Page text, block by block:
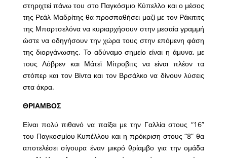
στηριχτεί πάνω του στο Παγκόσμιο Κύπελλο και ο μέσος
της Ρεάλ Μαδρίτης θα προσπαθήσει μαζί με τον Ράκιτιτς
της Μπαρτσελόνα να κυριαρχήσουν στην μεσαία γραμμή
ώστε να οδηγήσουν την χώρα τους στην επόμενη φάση
της διοργάνωσης. Το αδύναμο σημείο είναι η άμυνα, με
τους Λόβρεν και Μάτεϊ Μίτροβιτς να είναι πλέον τα
στόπερ και τον Βίντα και τον Βρσάλκο να δίνουν λύσεις
στα άκρα.
ΘΡΙΑΜΒΟΣ
Είναι πολύ πιθανό να παίξει με την Γαλλία στους “16”
του Παγκοσμίου Κυπέλλου και η πρόκριση στους “8” θα
αποτελέσει σίγουρα έναν μικρό θρίαμβο για την ομάδα